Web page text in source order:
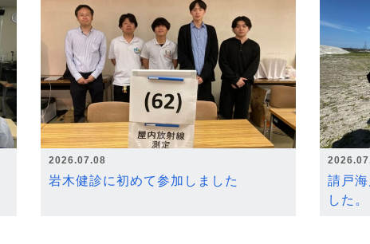
2026.07.08
岩木健診に初めて参加しました
請戸
した。